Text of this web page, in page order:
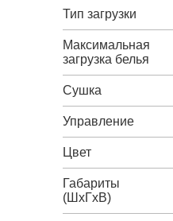
Тип загрузки
Максимальная
загрузка белья
Сушка
Управление
Цвет
Габариты
(ШxГxВ)